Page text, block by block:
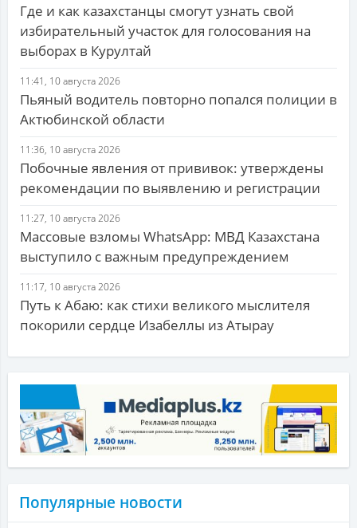
Где и как казахстанцы смогут узнать свой
избирательный участок для голосования на
выборах в Курултай
11:41, 10 августа 2026
Пьяный водитель повторно попался полиции в
Актюбинской области
11:36, 10 августа 2026
Побочные явления от прививок: утверждены
рекомендации по выявлению и регистрации
11:27, 10 августа 2026
Массовые взломы WhatsApp: МВД Казахстана
выступило с важным предупреждением
11:17, 10 августа 2026
Путь к Абаю: как стихи великого мыслителя
покорили сердце Изабеллы из Атырау
Популярные новости